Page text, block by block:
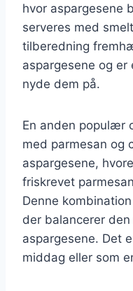
hvor aspargesene
serveres med
tilberedning
aspargesene og
nyde dem på.
En anden populær
med parmesan og
aspargesene,
friskrevet
Denne
der balancerer
aspargesene. Det
middag eller som